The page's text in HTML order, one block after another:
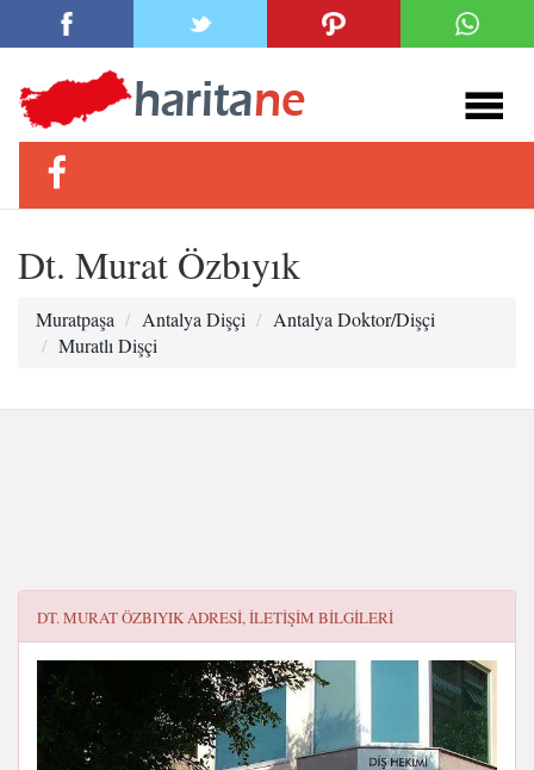
Dt. Murat Özbıyık
Muratpaşa Antalya Dişçi
Antalya Doktor/Dişçi
Muratlı Dişçi
DT. MURAT ÖZBIYIKADRESI, ILETIŞIM BILGILERI